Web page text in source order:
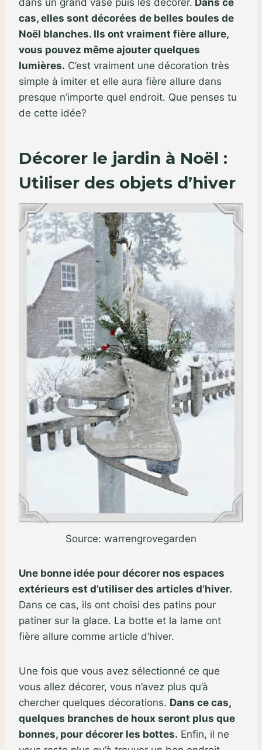
cas, elles sont décorées de belles boules de
Noël blanches. Ils ont vraiment fière allure,
vous pouvez même ajouter quelques
lumières. C’est vraiment une décoration très
simple à imiter et elle aura fière allure dans
presque n’importe quel endroit. Que penses tu
de cette idée?
Décorer le jardin à Noël :
Utiliser des objets d’hiver
Source: warrengrovegarden
Une bonne idée pour décorer nos espaces
extérieurs est d’utiliser des articles d’hiver.
Dans ce cas, ils ont choisi des patins pour
patiner sur la glace. La botte et la lame ont
fière allure comme article d’hiver.
Une fois que vous avez sélectionné ce que
vous allez décorer, vous n’avez plus qu’à
chercher quelques décorations. Dans ce cas,
quelques branches de houx seront plus que
bonnes, pour décorer les bottes. Enfin, il ne